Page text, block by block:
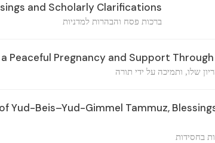
and Scholarly Clarifications
ברכות פסח והבהרות למדניות
Peaceful Pregnancy and Support
שלו, ותמיכה על ידי תורה
Yud-Beis–Yud-Gimmel Tammuz,
בחסידות